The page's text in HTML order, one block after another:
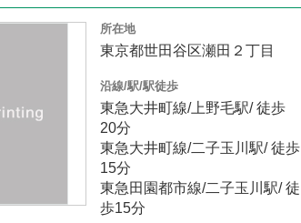
所在地
東京都世田谷区瀬田２丁目
沿線/駅/駅徒歩
東急大井町線/上野毛駅/ 徒歩
20分
東急大井町線/二子玉川駅/ 徒歩
15分
東急田園都市線/二子玉川駅/ 徒
歩15分